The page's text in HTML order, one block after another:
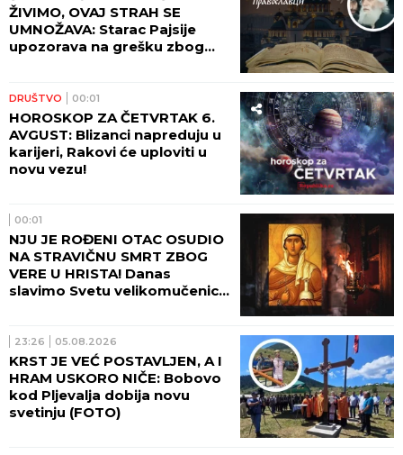
ŽIVIMO, OVAJ STRAH SE
UMNOŽAVA: Starac Pajsije
upozorava na grešku zbog
DRUŠTVO 00:01
HOROSKOP ZA ČETVRTAK 6.
AVGUST: Blizanci napreduju u
karijeri, Rakovi će uploviti u
novu vezu!
00:01
NJU JE ROĐENI OTAC OSUDIO
NA STRAVIČNU SMRT ZBOG
VERE U HRISTA! Danas
slavimo Svetu velikomučenicu
23:26 05.08.2026
KRST JE VEĆ POSTAVLJEN, A I
HRAM USKORO NIČE: Bobovo
kod Pljevalja dobija novu
svetinju (FOTO)